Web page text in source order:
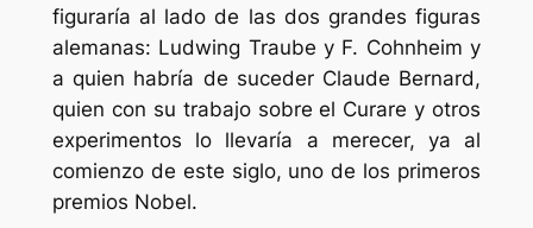
figuraría al lado de las dos grandes figuras
alemanas: Ludwing Traube y F. Cohnheim y
a quien habría de suceder Claude Bernard,
quien con su trabajo sobre el Curare y otros
experimentos lo llevaría a merecer, ya al
comienzo de este siglo, uno de los primeros
premios Nobel.